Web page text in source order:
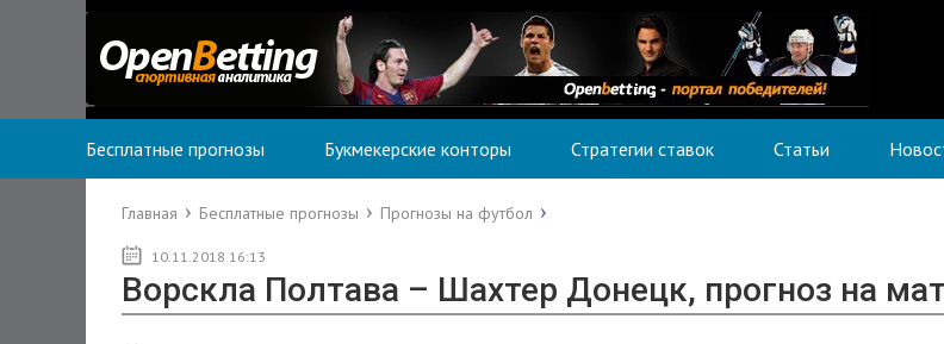
Бесплатные прогнозы Букмекерские конторы Стратегии ставок Статьи
Главная Бесплатные прогнозы Прогнозы на футбол
10.11.2018 16:13
Ворскла Полтава – Шахтер Донецк, прогноз на